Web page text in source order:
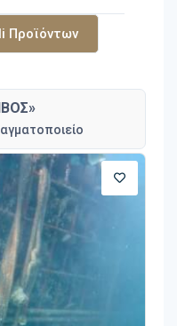
Προϊόντων